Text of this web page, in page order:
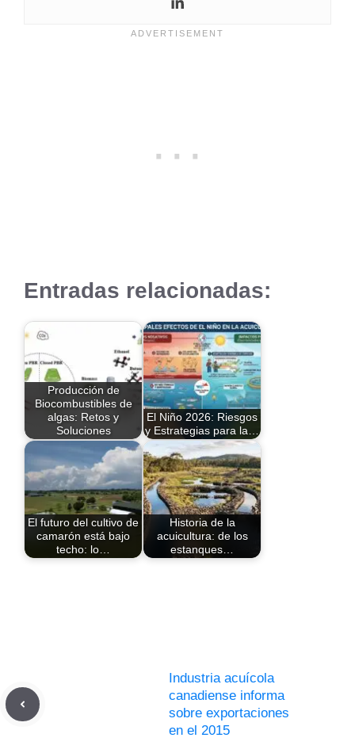
Entradas relacionadas:
Producción de
Biocombustibles de
algas: Retos y
Soluciones
El Niño 2026: Riesgos
y Estrategias para la…
El futuro del cultivo de
camarón está bajo
techo: lo…
Historia de la
acuicultura: de los
estanques…
Industria acuícola
canadiense informa
sobre exportaciones
en el 2015